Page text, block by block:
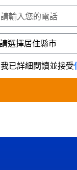
我已詳細閱讀並接受